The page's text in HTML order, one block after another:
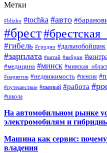
Метки
#blizko #tochka #авто
#брест
#гибель #гродно #дальнобойщик
#зарплата #китай #кобрин
#медицина #минск
#наркотик #недвижимость #пенсия
#путешествие #пьяный #работа
#школа
На автомобильном рынке
электромобилям и
Машина как сервис:
владения